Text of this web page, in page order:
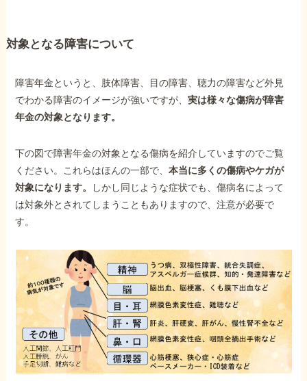
対象となる障害について
障害年金というと、肢体障害、目の障害、聴力の障害など外見
でわかる障害のイメージが強いですが、実は様々な傷病が障害
年金の対象となります。
下の図で障害年金の対象となる傷病を紹介していますのでご覧
ください。これらはほんの一部で、本当に多くの傷病やケガが
対象になります。
しかし同じような症状でも、傷病名によって
は対象外とされてしまうこともありますので、注意が必要で
す。